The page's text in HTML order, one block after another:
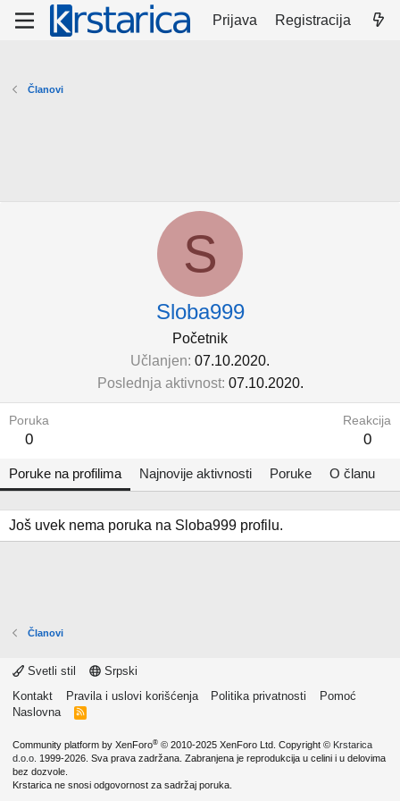
Prijava Registracija
Članovi
S
Sloba999
Početnik
Učlanjen 07.10.2020.
Poslednja aktivnost 07.10.2020.
Poruka
0
Reakcija
0
Poruke na profilima Najnovije aktivnosti Poruke O članu
Još uvek nema poruka na Sloba999 profilu.
Članovi
Svetli stil
Srpski
Kontakt
Pravila i uslovi korišćenja Politika privatnosti
Pomoć
Naslovna
R
Community platform by XenForo® © 2010-2025 XenForo Ltd. Copyright © Krstarica
d.o.o. 1999-2026. Sva prava zadržana. Zabranjena je reprodukcija u celini i u delovima
bez dozvole.
Krstarica ne snosi odgovornost za sadržaj poruka.